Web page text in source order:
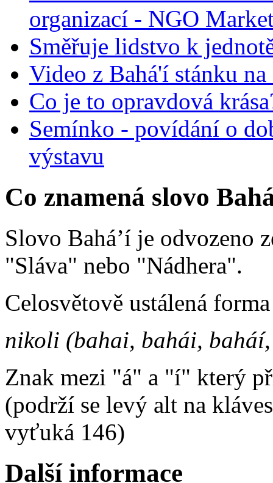
organizací - NGO
Směřuje lidstvo k
Video z Bahá'í stánku
Co je to opravdová
Semínko - povídání o
výstavu
Co znamená slovo
Slovo Bahá’í je odvozeno
"Sláva" nebo "Nádhera".
Celosvětově ustálená
nikoli (bahai, bahái,
Znak mezi "á" a "í" který
(podrží se levý alt na
vyťuká 146)
Další informace